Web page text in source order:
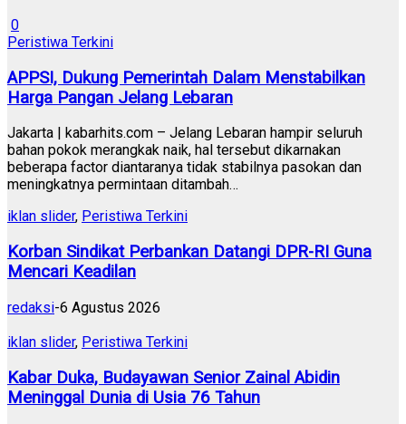
0
Peristiwa Terkini
APPSI, Dukung Pemerintah Dalam Menstabilkan
Harga Pangan Jelang Lebaran
Jakarta | kabarhits.com – Jelang Lebaran hampir seluruh
bahan pokok merangkak naik, hal tersebut dikarnakan
beberapa factor diantaranya tidak stabilnya pasokan dan
meningkatnya permintaan ditambah…
iklan slider, Peristiwa Terkini
Korban Sindikat Perbankan Datangi DPR-RI Guna
Mencari Keadilan
redaksi-6 Agustus 2026
iklan slider, Peristiwa Terkini
Kabar Duka, Budayawan Senior Zainal Abidin
Meninggal Dunia di Usia 76 Tahun